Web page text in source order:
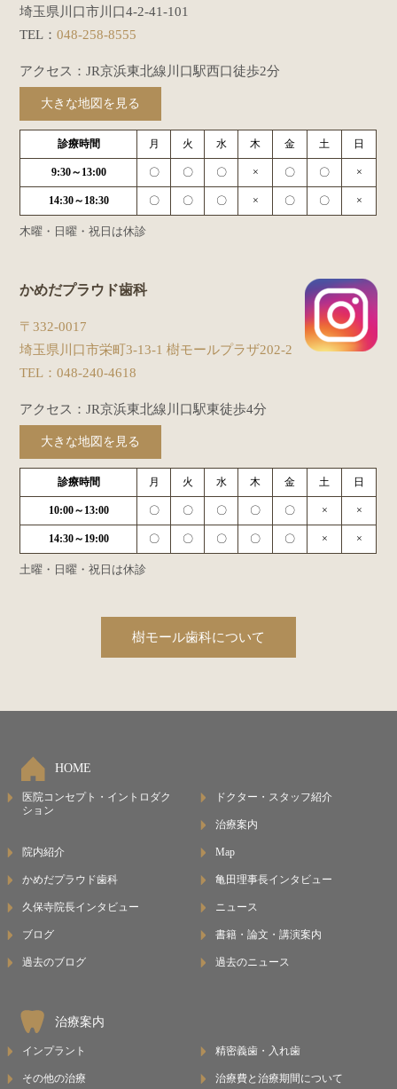
埼玉県川口市川口4-2-41-101
TEL：048-258-8555
アクセス：JR京浜東北線川口駅西口徒歩2分
大きな地図を見る
診療時間 月 火 水 木 金 土 日
9:30～13:00 〇 〇 〇 × 〇 〇 ×
14:30～18:30 〇 〇 〇 × 〇 〇 ×
木曜・日曜・祝日は休診
かめだプラウド歯科
〒332-0017
埼玉県川口市栄町3-13-1 樹モールプラザ202-2
TEL：048-240-4618
アクセス：JR京浜東北線川口駅東徒歩4分
大きな地図を見る
診療時間 月 火 水 木 金 土 日
10:00～13:00 〇 〇 〇 〇 〇 × ×
14:30～19:00 〇 〇 〇 〇 〇 × ×
土曜・日曜・祝日は休診
樹モール歯科について
HOME
医院コンセプト・イントロダク
ション
ドクター・スタッフ紹介
治療案内
院内紹介 Map
かめだプラウド歯科 亀田理事長インタビュー
久保寺院長インタビュー ニュース
ブログ 書籍・論文・講演案内
過去のブログ 過去のニュース
治療案内
インプラント 精密義歯・入れ歯
その他の治療 治療費と治療期間について